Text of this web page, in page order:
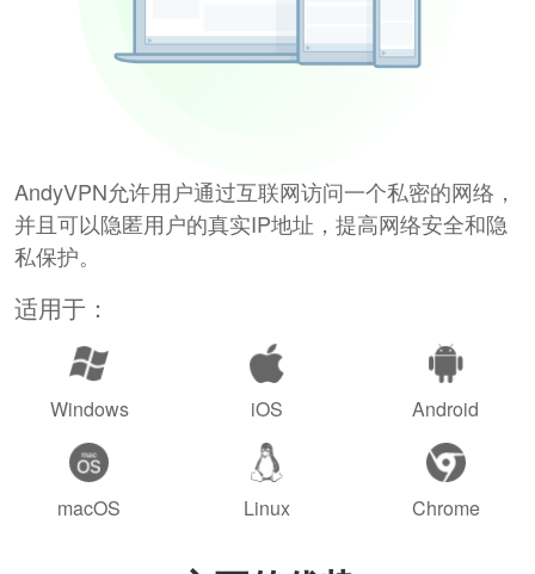
AndyVPN允许用户通过互联网访问一个私密的网络，
并且可以隐匿用户的真实IP地址，提高网络安全和隐
私保护。
适用于：
Windows iOS Android
macOS Linux Chrome